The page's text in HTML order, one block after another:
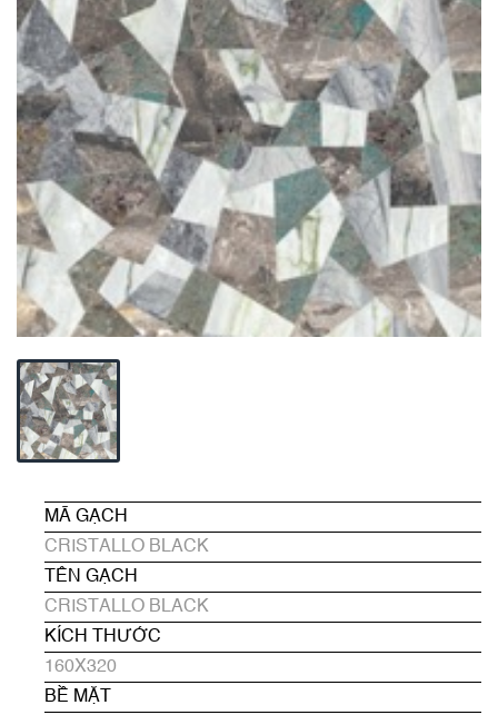
MÃ GẠCH
CRISTALLO BLACK
TÊN GẠCH
CRISTALLO BLACK
KÍCH THƯỚC
160X320
BỀ MẶT